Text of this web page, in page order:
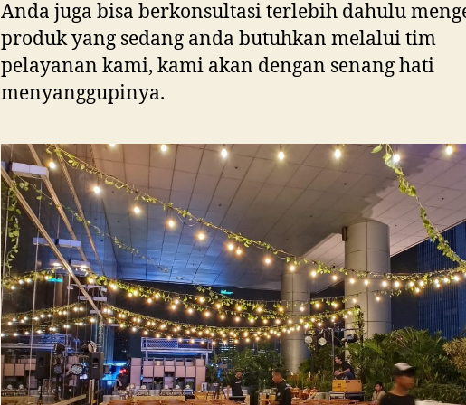
Anda juga bisa berkonsultasi terlebih dahulu
produk yang sedang anda butuhkan melalui tim
pelayanan kami, kami akan dengan senang hati
menyanggupinya.